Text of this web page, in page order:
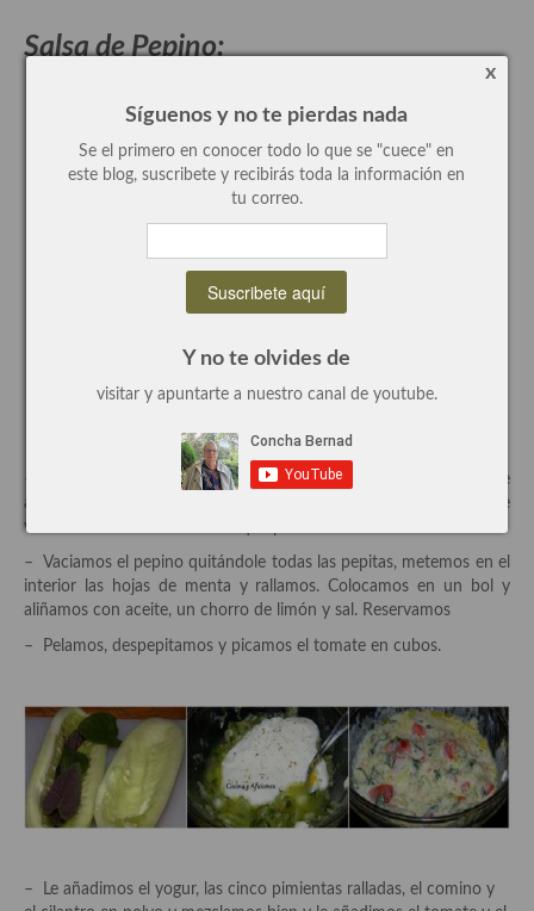
Cocina Brasileña
Cocina colombiana
Cocina Venezolana
Cocina de Estados Unidos
Cocina de Guatemala
Cocina de Nicaragua
Cocina Mexicana
Cocina peruana
Cocina israelí
Cocina libanesa
Cocina Armenia
Cocina Siria
Salsa de Pepino:
– Batimos el yogur hasta que se quede como una crema, le
añadimos media cucharita de café de azúcar, probamos y y le
vamos añadiendo mas hasta que pierda la acidez.
– Vaciamos el pepino quitándole todas las pepitas, metemos en el
interior las hojas de menta y rallamos. Colocamos en un bol y
aliñamos con aceite, un chorro de limón y sal. Reservamos
– Pelamos, despepitamos y picamos el tomate en cubos.
– Le añadimos el yogur, las cinco pimientas ralladas, el comino y
x
Síguenos y no te pierdas nada
Se el primero en conocer todo lo que se "cuece" en
este blog, suscribete y recibirás toda la información en
tu correo.
Y no te olvides de
visitar y apuntarte a nuestro canal de youtube.